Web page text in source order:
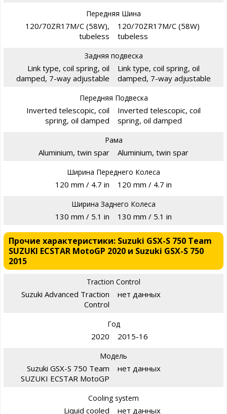
Передняя Шина
120/70ZR17M/C (58W),
tubeless
120/70ZR17M/C (58W)
tubeless
Задняя подвеска
Link type, coil spring, oil
damped, 7-way adjustable
Link type, coil spring, oil
damped, 7-way adjustable
Передняя Подвеска
Inverted telescopic, coil
spring, oil damped
Inverted telescopic, coil
spring, oil damped
Рама
Aluminium, twin spar Aluminium, twin spar
Ширина Переднего Колеса
120 mm / 4.7 in 120 mm / 4.7 in
Ширина Заднего Колеса
130 mm / 5.1 in 130 mm / 5.1 in
Прочие характеристики: Suzuki GSX-S 750 Team
SUZUKI ECSTAR MotoGP 2020 и Suzuki GSX-S 750
2015
Traction Control
Suzuki Advanced Traction
Control
нет данных
Год
2020 2015-16
Модель
Suzuki GSX-S 750 Team
SUZUKI ECSTAR MotoGP
нет данных
Cooling system
Liquid cooled нет данных